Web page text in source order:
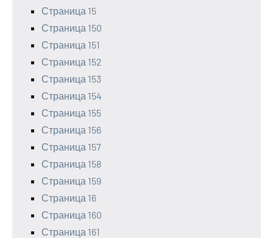
Страница 15
Страница 150
Страница 151
Страница 152
Страница 153
Страница 154
Страница 155
Страница 156
Страница 157
Страница 158
Страница 159
Страница 16
Страница 160
Страница 161